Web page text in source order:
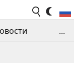
...